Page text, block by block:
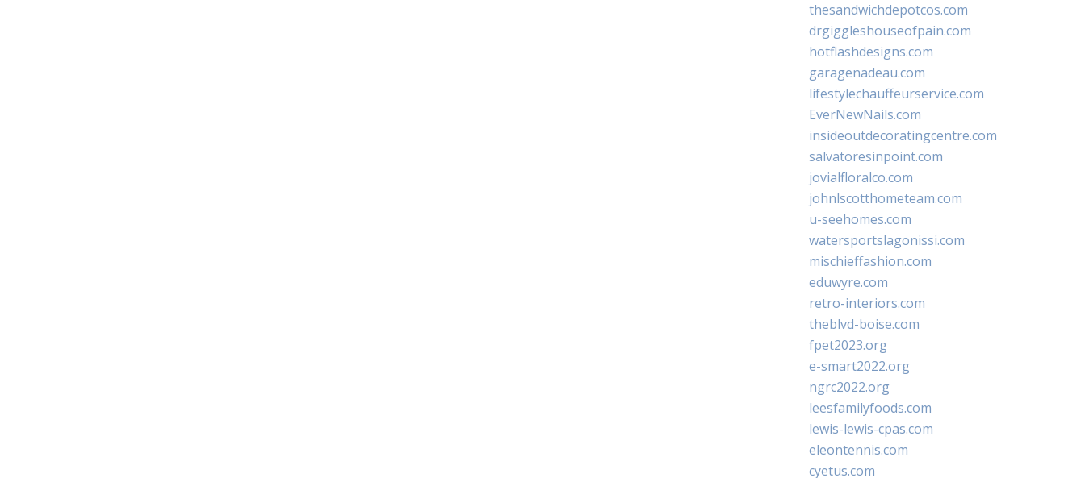
thesandwichdepotcos.com
drgiggleshouseofpain.com
hotflashdesigns.com
garagenadeau.com
lifestylechauffeurservice.com
EverNewNails.com
insideoutdecoratingcentre.com
salvatoresinpoint.com
jovialfloralco.com
johnlscotthometeam.com
u-seehomes.com
watersportslagonissi.com
mischieffashion.com
eduwyre.com
retro-interiors.com
theblvd-boise.com
fpet2023.org
e-smart2022.org
ngrc2022.org
leesfamilyfoods.com
lewis-lewis-cpas.com
eleontennis.com
cyetus.com